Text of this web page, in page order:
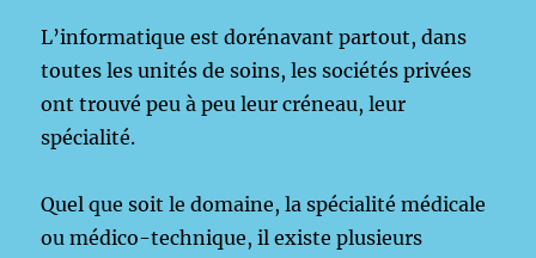
L’informatique est dorénavant partout, dans
toutes les unités de soins, les sociétés privées
ont trouvé peu à peu leur créneau, leur
spécialité.
Quel que soit le domaine, la spécialité médicale
ou médico-technique, il existe plusieurs